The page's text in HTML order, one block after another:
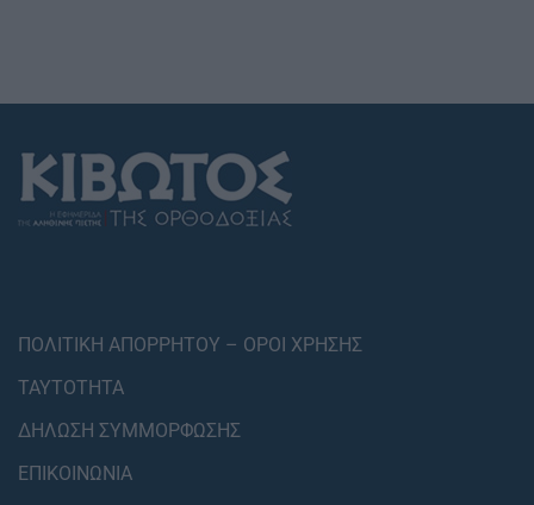
ΠΟΛΙΤΙΚΗ ΑΠΟΡΡΗΤΟΥ – ΟΡΟΙ ΧΡΗΣΗΣ
ΤΑΥΤΟΤΗΤΑ
ΔΗΛΩΣΗ ΣΥΜΜΟΡΦΩΣΗΣ
ΕΠΙΚΟΙΝΩΝΙΑ